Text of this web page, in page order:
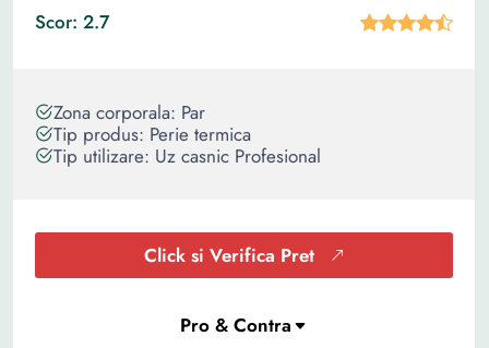
Scor: 2.7
Zona corporala: Par
Tip produs: Perie termica
Tip utilizare: Uz casnic Profesional
Click si Verifica Pret